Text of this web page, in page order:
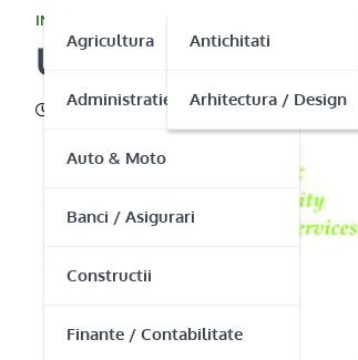
Agricultura
Administratie Publica
Auto & Moto
Banci / Asigurari
Constructii
Finante / Contabilitate
Antichitati
Arhitectura / Design
INDUSTRIE
Uleiurile dispar
03/12/2013